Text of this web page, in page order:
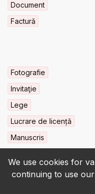
We use cookies for
continuing to use
Document
Factură
Fotografie
Invitaţie
Lege
Lucrare de licență
Manuscris